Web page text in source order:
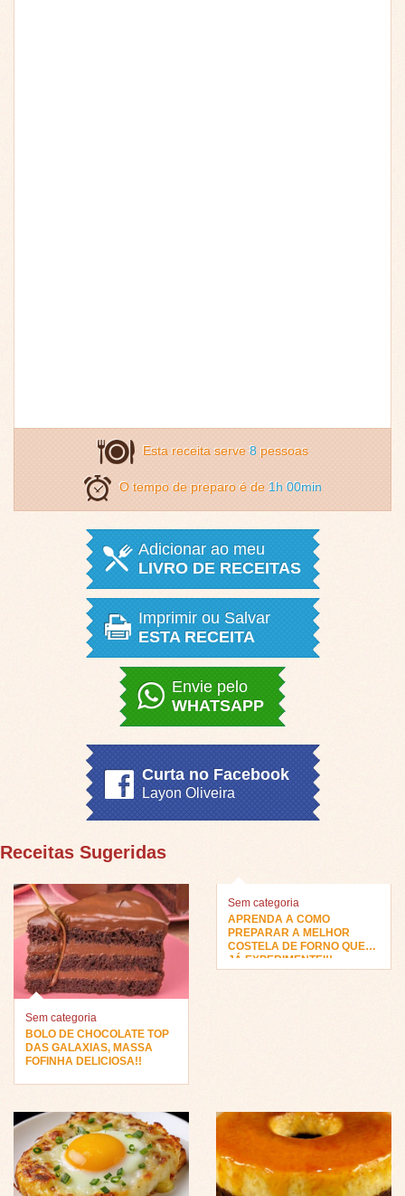
Esta receita serve8 pessoas
O tempo de preparo é de 1h 00min
Adicionar ao meu
LIVRO DE RECEITAS
Imprimir ou Salvar
ESTA RECEITA
Envie pelo
WHATSAPP
Curta no Facebook
Layon Oliveira
Receitas Sugeridas
Sem categoria
BOLO DE CHOCOLATE TOP
DAS GALAXIAS, MASSA
FOFINHA DELICIOSA!!
Sem categoria
APRENDA A COMO
PREPARAR A MELHOR
COSTELA DE FORNO QUE
JÁ EXPERIMENTEI!!